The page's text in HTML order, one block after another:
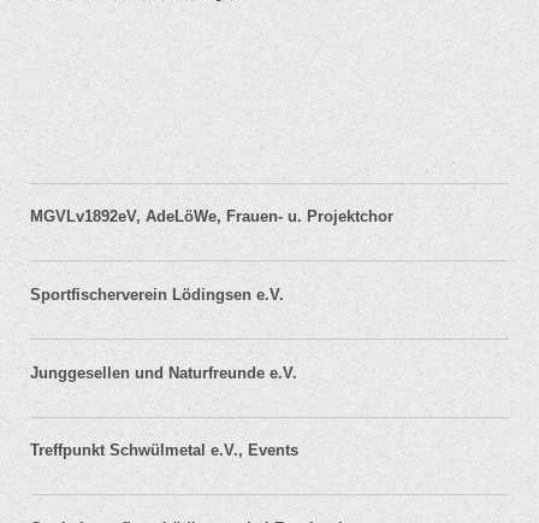
MGVLv1892eV, AdeLöWe, Frauen- u. Projektchor
Sportfischerverein Lödingsen e.V.
Junggesellen und Naturfreunde e.V.
Treffpunkt Schwülmetal e.V., Events